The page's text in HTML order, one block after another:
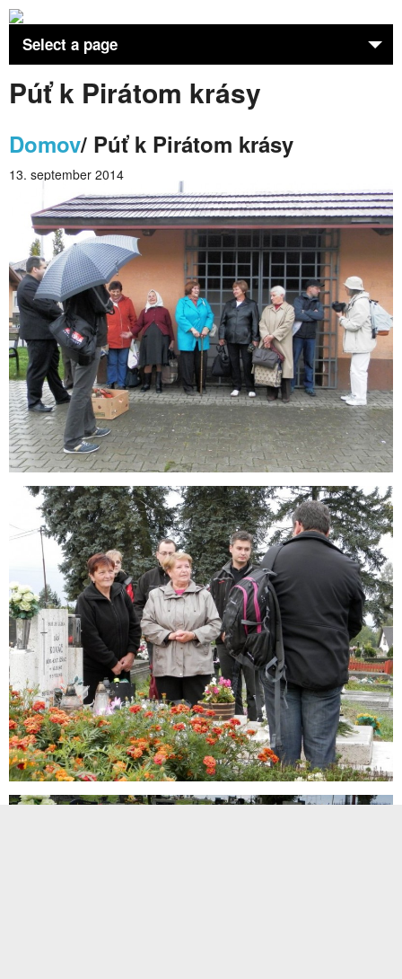
Select a page
Home
Kňaz
Sviatosti
Kostol
DCVC Premeny
Osobnosti
História
Farské oznamy
Galéria
Blog
Kontakt
Púť k Pirátom krásy
Domov/ Púť k Pirátom krásy
13. september 2014